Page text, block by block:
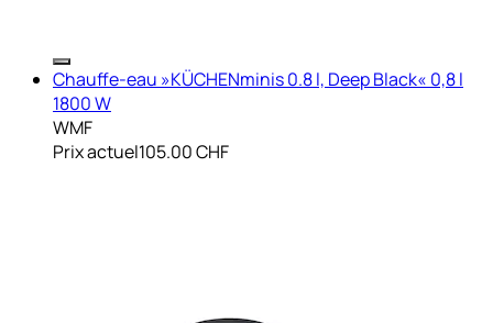
Chauffe-eau »KÜCHENminis 0.8 l, Deep Black« 0,8 l
1800 W
WMF
Prix actuel105.00 CHF